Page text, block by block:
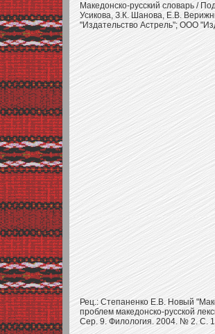
Македонско-русский словарь /
Усикова, З.К. Шанова, Е.В.
"Издательство Астрель"; ООО
Рец.: Степаненко Е.В. Новый
проблем македонско-русской
Сер. 9. Филология. 2004. № 2. С.